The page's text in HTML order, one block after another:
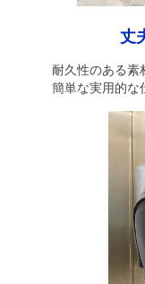
丈
耐久性のある素
簡単な実用的な